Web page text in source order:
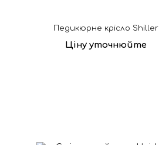
Педикюрне крісло Shiller
Ціну уточнюйте